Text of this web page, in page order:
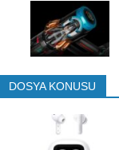
DOSYA KONUSU